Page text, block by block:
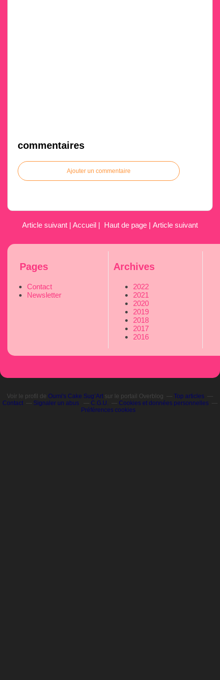
commentaires
Ajouter un commentaire
Article suivant | Accueil | Haut de page | Article suivant
Pages
Contact
Newsletter
Archives
2022
2021
2020
2019
2018
2017
2016
Voir le profil de Oumi's Cake Sug’Art sur le portail Overblog
Top articles
Contact
Signaler un abus C.G.U.
Cookies et données personnelles
Préférences cookies